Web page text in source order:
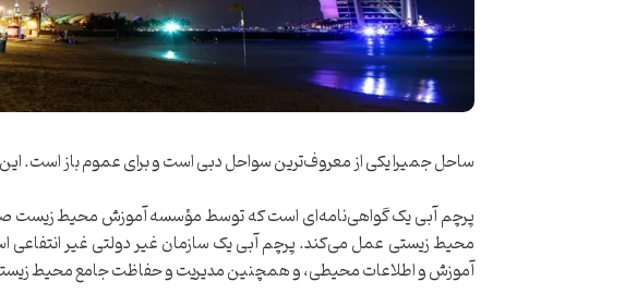
ساحل جمیرا یکی از معروف‌ترین سواحل دبی است و برای عموم باز است. این
پرچم آبی یک گواهی‌نامه‌ای است که توسط مؤسسه آموزش محیط زیست صادر
آموزش و اطلاعات محیطی، و همچنین مدیریت و حفاظت جامع محیط